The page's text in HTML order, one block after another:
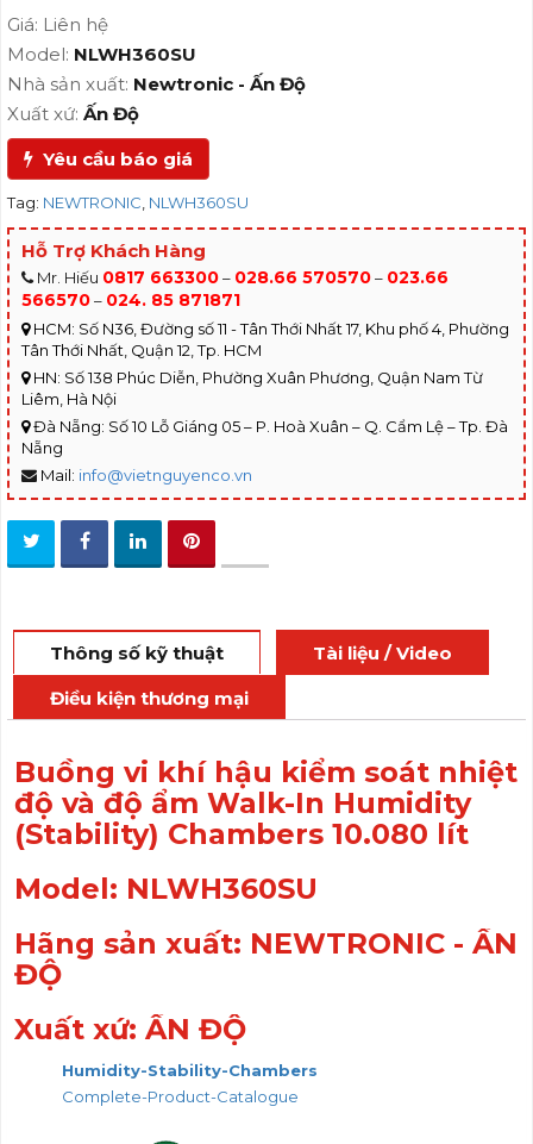
Giá: Liên hệ
Model: NLWH360SU
Nhà sản xuất: Newtronic - Ấn Độ
Xuất xứ: Ấn Độ
Yêu cầu báo giá
Tag: NEWTRONIC NLWH360SU
Hỗ Trợ Khách Hàng
Mr. Hiếu 0817 663300– 028.66 570570– 023.66
566570– 024. 85 871871
HCM: Số N36, Đường số 11 - Tân Thới Nhất 17, Khu phố 4, Phường
Tân Thới Nhất, Quận 12, Tp. HCM
HN: Số 138 Phúc Diễn, Phường Xuân Phương, Quận Nam Từ
Liêm, Hà Nội
Đà Nẵng: Số 10 Lỗ Giáng 05 – P. Hoà Xuân – Q. Cẩm Lệ – Tp. Đà
Nẵng
Mail: info@vietnguyenco.vn
Thông số kỹ thuật
Tài liệu / Video
Điều kiện thương mại
Buồng vi khí hậu kiểm soát nhiệt
độ và độ ẩm Walk-In Humidity
(Stability) Chambers 10.080 lít
Model: NLWH360SU
Hãng sản xuất: NEWTRONIC - ẤN
ĐỘ
Xuất xứ: ẤN ĐỘ
Humidity-Stability-Chambers
Complete-Product-Catalogue